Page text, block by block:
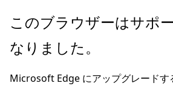
メ
ン
このブラウザーはサポ
なりました。
Microsoft Edge にアップグレードす